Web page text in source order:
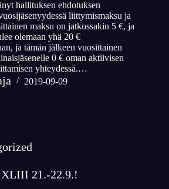
hallituksen ehdotuksen
liittymismaksu ja
maksu on jatkossakin 5 €, ja
olemaan yhä 20 €
ja tämän jälkeen vuosittainen
0 € oman aktiivisen
yhteydessä.…
2019-09-09
21.-22.9.!